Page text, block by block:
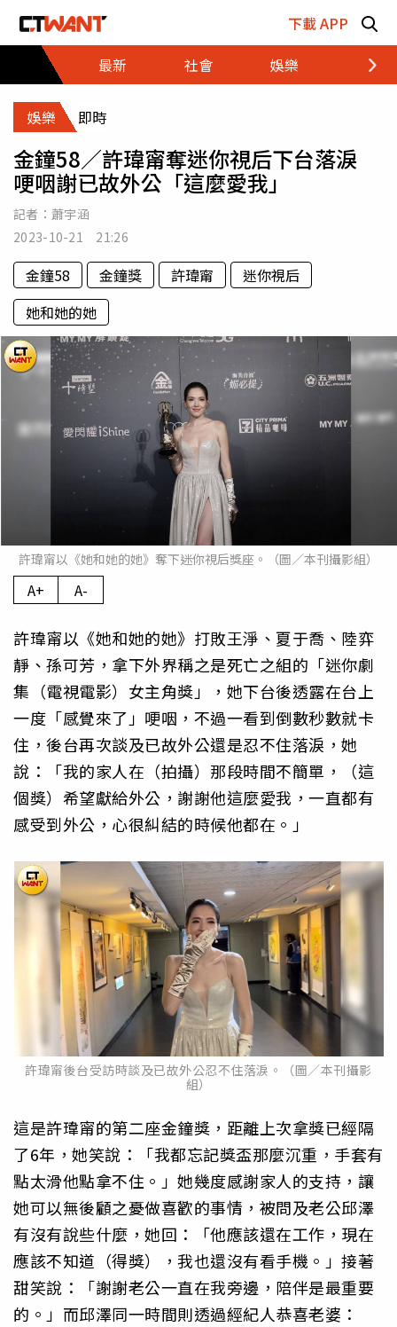
下載 APP
最新
社會 娛樂 財經
娛樂 即時
金鐘58／許瑋甯奪迷你視后下台落淚
哽咽謝已故外公「這麼愛我」
記者： 蕭宇涵
2023-10-21 21:26
金鐘58 金鐘獎 許瑋甯
迷你視后
她和她的她
許瑋甯以《她和她的她》奪下迷你視后獎座。（圖／本刊攝影組）
A+ A-
許瑋甯以《她和她的她》打敗王淨、夏于喬、陸弈
靜、孫可芳，拿下外界稱之是死亡之組的「迷你劇
集（電視電影）女主角獎」，她下台後透露在台上
一度「感覺來了」哽咽，不過一看到倒數秒數就卡
住，後台再次談及已故外公還是忍不住落淚，她
說：「我的家人在（拍攝）那段時間不簡單，（這
個獎）希望獻給外公，謝謝他這麼愛我，一直都有
感受到外公，心很糾結的時候他都在。」
許瑋甯後台受訪時談及已故外公忍不住落淚。（圖／本刊攝影
組）
這是許瑋甯的第二座金鐘獎，距離上次拿獎已經隔
了6年，她笑說：「我都忘記獎盃那麼沉重，手套有
點太滑他點拿不住。」她幾度感謝家人的支持，讓
她可以無後顧之憂做喜歡的事情，被問及老公邱澤
有沒有說些什麼，她回：「他應該還在工作，現在
應該不知道（得獎），我也還沒有看手機。」接著
甜笑說：「謝謝老公一直在我旁邊，陪伴是最重要
的。」而邱澤同一時間則透過經紀人恭喜老婆：